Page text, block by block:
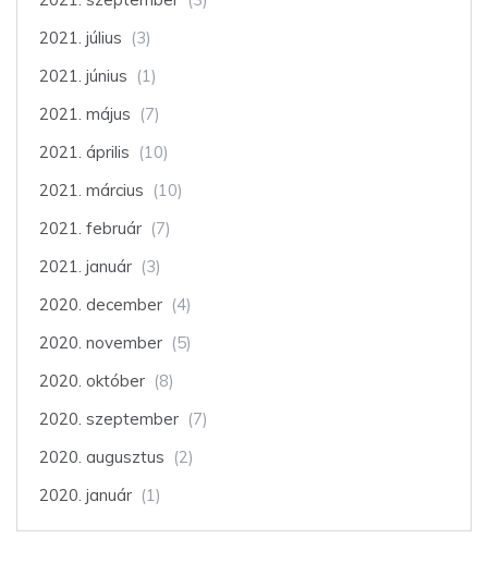
2021. július (3)
2021. június (1)
2021. május (7)
2021. április (10)
2021. március (10)
2021. február (7)
2021. január (3)
2020. december (4)
2020. november (5)
2020. október (8)
2020. szeptember (7)
2020. augusztus (2)
2020. január (1)